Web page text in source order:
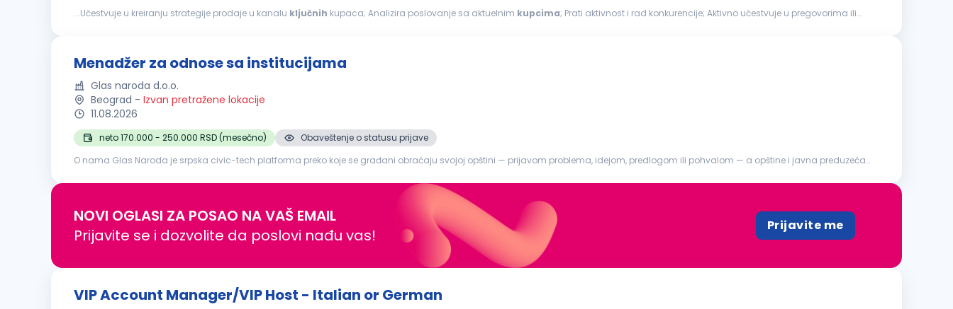
...Učestvuje u kreiranju strategije prodaje u kanalu ključnih kupaca; Analizira poslovanje sa aktuelnim kupcima; Prati aktivnost i rad konkurencije; Aktivno učestvuje u pregovorima ili
Menadžer za odnose sa institucijama
Glas naroda d.o.o.
Beograd - Izvan pretražene lokacije
11.08.2026
neto 170.000 - 250.000 RSD (mesečno)
Obaveštenje o statusu prijave
O nama Glas Naroda je srpska civic-tech platforma preko koje se građani obraćaju svojoj opštini — prijavom problema, idejom, predlogom ili pohvalom — a opštine i javna preduzeća
NOVI OGLASI ZA POSAO NA VAŠ EMAIL
Prijavite se i dozvolite da poslovi nađu vas!
Prijavite me
VIP Account Manager/VIP Host - Italian or German